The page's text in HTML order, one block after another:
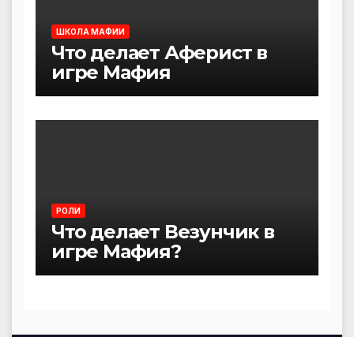
ШКОЛА МАФИИ
Что делает Аферист в
игре Мафия
РОЛИ
Что делает Везунчик в
игре Мафия?